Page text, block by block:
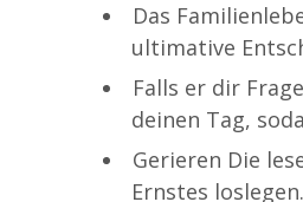
Das
ultimative
Falls er dir
deinen Tag,
Gerieren Die
Ernstes loslegen.